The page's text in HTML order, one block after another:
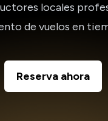
locales
de vuelos en
Reserva ahora